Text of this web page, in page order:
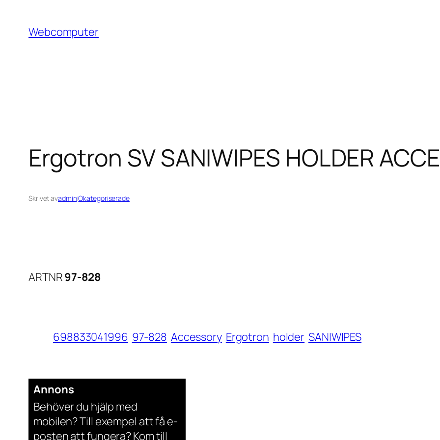
innehåll
Webcomputer
Ergotron SV SANIWIPES HOLDER
Skrivet avadminiOkategoriserade
ARTNR97-828
698833041996 97-828 Accessory Ergotron holder SANIWIPES
Annons
Behöver du hjälp med
mobilen? Till exempel att få e-
posten att fungera? Kom till